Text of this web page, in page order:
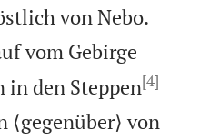
von Nebo.
vom Gebirge
den Steppen[4]
⟨gegenüber⟩ von